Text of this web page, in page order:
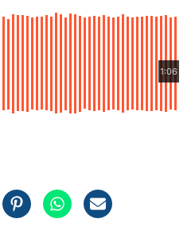
1:06